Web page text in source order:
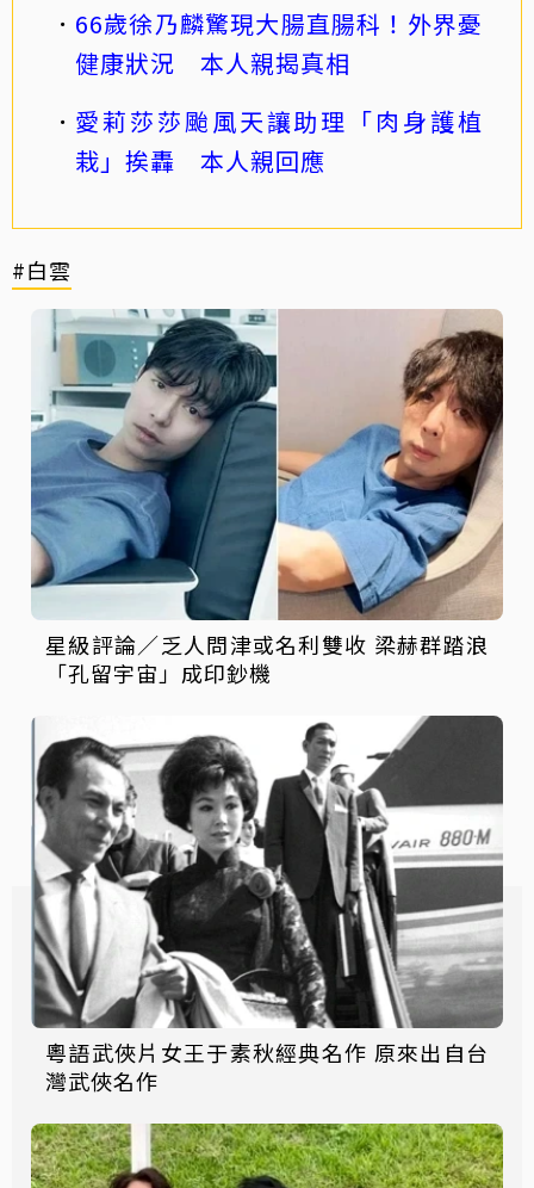
66歲徐乃麟驚現大腸直腸科！外界憂
健康狀況 本人親揭真相
愛莉莎莎颱風天讓助理「肉身護植
栽」挨轟 本人親回應
#白雲
星級評論／乏人問津或名利雙收 梁赫群踏浪
「孔留宇宙」成印鈔機
粵語武俠片女王于素秋經典名作 原來出自台
灣武俠名作